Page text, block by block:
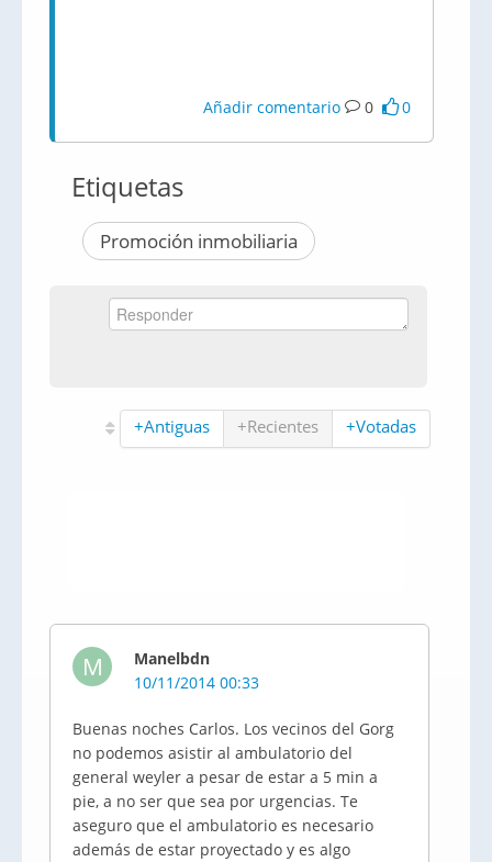
Añadir comentario 0 0
Etiquetas
Promoción inmobiliaria
+Antiguas +Recientes +Votadas
M
Manelbdn
10/11/2014 00:33
Buenas noches Carlos. Los vecinos del Gorg
no podemos asistir al ambulatorio del
general weyler a pesar de estar a 5 min a
pie, a no ser que sea por urgencias. Te
aseguro que el ambulatorio es necesario
además de estar proyectado y es algo